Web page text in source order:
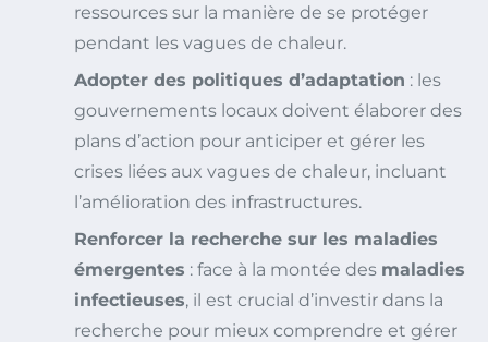
ressources sur la manière de se protéger
pendant les vagues de chaleur.
Adopter des politiques d’adaptation : les
gouvernements locaux doivent élaborer des
plans d’action pour anticiper et gérer les
crises liées aux vagues de chaleur, incluant
l’amélioration des infrastructures.
Renforcer la recherche sur les maladies
émergentes : face à la montée des maladies
infectieuses, il est crucial d’investir dans la
recherche pour mieux comprendre et gérer